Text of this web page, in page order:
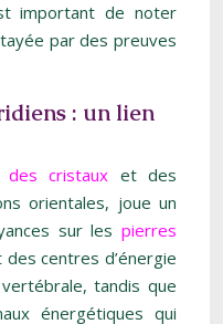
important de noter
par des preuves
: un lien
des cristaux et des
orientales, joue un
sur les pierres
des centres d’énergie
tandis que
énergétiques qui